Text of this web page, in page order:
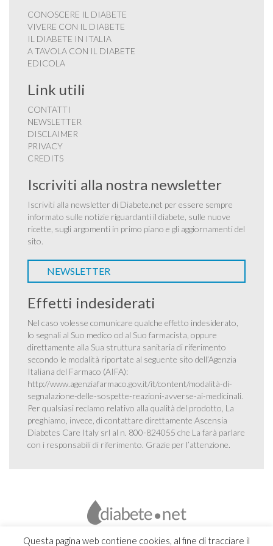
Questa pagina web contiene cookies, al fine di tracciare il
CONOSCERE IL DIABETE
VIVERE CON IL DIABETE
IL DIABETE IN ITALIA
A TAVOLA CON IL DIABETE
EDICOLA
Link utili
CONTATTI
NEWSLETTER
DISCLAIMER
PRIVACY
CREDITS
Iscriviti alla nostra newsletter
Iscriviti alla newsletter di Diabete.net per essere sempre
informato sulle notizie riguardanti il diabete, sulle nuove
ricette, sugli argomenti in primo piano e gli aggiornamenti del
sito.
NEWSLETTER
Effetti indesiderati
Nel caso volesse comunicare qualche effetto indesiderato,
lo segnali al Suo medico od al Suo farmacista, oppure
direttamente alla Sua struttura sanitaria di riferimento
secondo le modalità riportate al seguente sito dell’Agenzia
Italiana del Farmaco (AIFA):
http://www.agenziafarmaco.gov.it/it/content/modalità-di-
segnalazione-delle-sospette-reazioni-avverse-ai-medicinali.
Per qualsiasi reclamo relativo alla qualità del prodotto, La
preghiamo, invece, di contattare direttamente Ascensia
Diabetes Care Italy srl al n. 800-824055 che La farà parlare
con i responsabili di riferimento. Grazie per l’attenzione.